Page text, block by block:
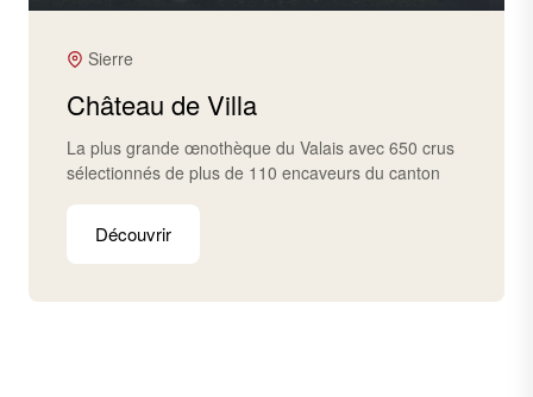
Sierre
Château de Villa
La plus grande œnothèque du Valais avec 650 crus
sélectionnés de plus de 110 encaveurs du canton
Découvrir